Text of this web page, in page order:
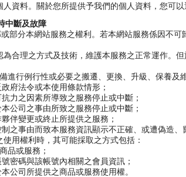
資料。關於您所提供予我們的個人資料， 您可
中斷及故障
或部分本網站服務之權利。若本網站服務係因不
為合理之方式及技術，維護本服務之正常運作。
備進行例行性或必要之搬遷、更換、升級、保養及
府法令或本使用條款情形；
抗力之因素所導致之服務停止或中斷；
本公司之事由所致之服務停止或中斷；
伴變更或終止所提供之服務；
制之事由而致本服務資訊顯示不正確、或遭偽造
用權利時，其可能採取之方式包括：
品或服務；
號密碼與該帳號內相關之會員資訊；
公司所提供之商品或服務使用權。